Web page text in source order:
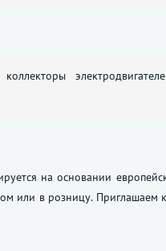
на основании
или в розницу. Приглашаем